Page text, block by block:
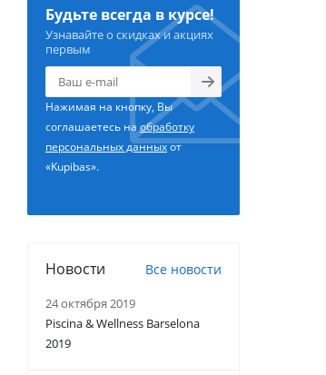
Будьте всегда в курсе!
Узнавайте о скидках и акциях
первым
Нажимая на кнопку, Вы
соглашаетесь наобработку
персональных данныхот
«Kupibas».
Новости Все новости
24 октября 2019
Piscina & Wellness Barselona
2019